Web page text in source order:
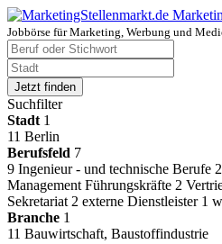
Jobbörse für Marketing, Werbung und
Jetzt finden
Suchfilter
Stadt 1
11 Berlin
Berufsfeld 7
9 Ingenieur - und technische Berufe 2
Management Führungskräfte 2
Sekretariat 2 externe Dienstleister 1
Branche 1
11 Bauwirtschaft, Baustoffindustrie